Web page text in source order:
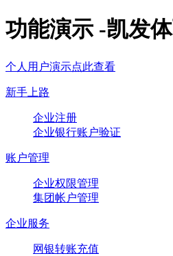
功能演示 -凯发
个人用户演示点此查看
新手上路
企业注册
企业银行账户验证
账户管理
企业权限管理
集团帐户管理
企业服务
网银转账充值